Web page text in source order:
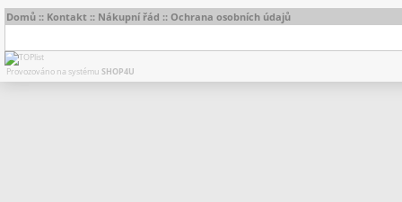
Domů :: Kontakt :: Nákupní řád :: Ochrana osobních údajů
Provozováno na systému SHOP4U